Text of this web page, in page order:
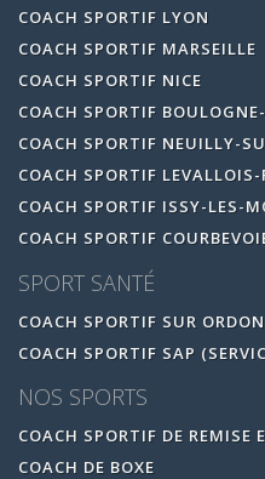
COACH SPORTIF LYON
COACH SPORTIF MARSEILLE
COACH SPORTIF NICE
COACH SPORTIF
COACH SPORTIF NEUILLY-
COACH SPORTIF LEVALLOIS-
COACH SPORTIF ISSY-LES-
COACH SPORTIF
SPORT SANTÉ
COACH SPORTIF SUR
COACH SPORTIF SAP
NOS SPORTS
COACH SPORTIF DE REMISE
COACH DE BOXE